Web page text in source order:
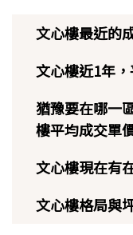
文心樓最近的
文心樓近1年
猶豫要在哪一
樓平均成交單
文心樓現在有
文心樓格局與